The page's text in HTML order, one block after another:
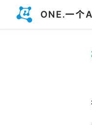
ONE.一个